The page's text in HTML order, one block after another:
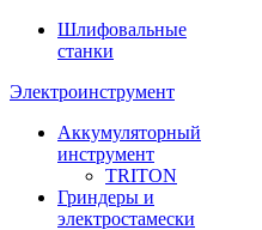
Шлифовальные
станки
Электроинструмент
Аккумуляторный
инструмент
TRITON
Гриндеры и
электростамески